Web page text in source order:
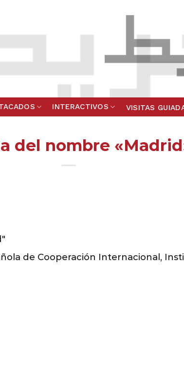
INTERACTIVOS VISITAS
del nombre
de Cooperación Internacional,